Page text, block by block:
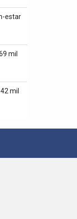
estar
mil
mil